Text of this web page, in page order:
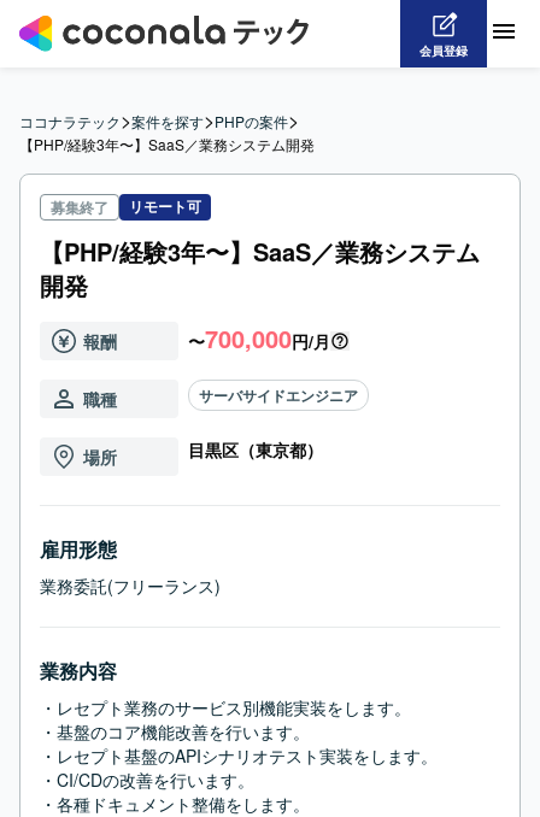
会員登録
ココナラテック>案件を探す>PHPの案件>
【PHP/経験3年〜】SaaS／業務システム開発
募集終了 リモート可
【PHP/経験3年〜】SaaS／業務システム
開発
報酬 〜700,000円/月
職種 サーバサイドエンジニア
場所 目黒区（東京都）
雇用形態
業務委託(フリーランス)
業務内容
・レセプト業務のサービス別機能実装をします。
・基盤のコア機能改善を行います。
・レセプト基盤のAPIシナリオテスト実装をします。
・CI/CDの改善を行います。
・各種ドキュメント整備をします。